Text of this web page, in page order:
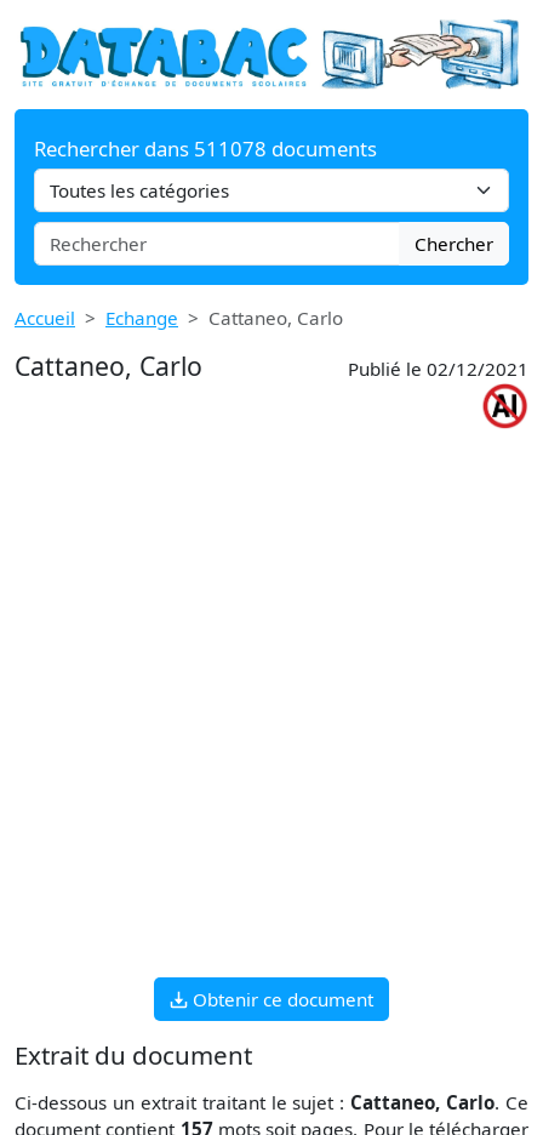
Rechercher dans 511078 documents
Chercher
Accueil Echange Cattaneo, Carlo
Cattaneo, Carlo Publié le 02/12/2021
Obtenir ce document
Extrait du document
Ci-dessous un extrait traitant le sujet : Cattaneo, Carlo. Ce
document contient 157mots soit pages. Pour le télécharger